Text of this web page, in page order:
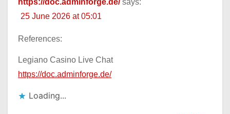
https://doc.adminforge.de/ says:
25 June 2026 at 05:01
References:
Legiano Casino Live Chat
https://doc.adminforge.de/
Loading...